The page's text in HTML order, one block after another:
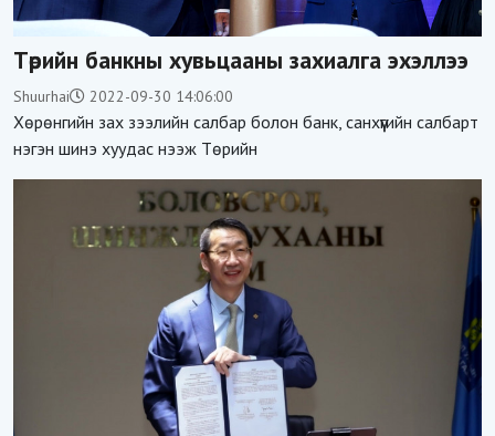
Төрийн банкны хувьцааны захиалга эхэллээ
Shuurhai 2022-09-30 14:06:00
Хөрөнгийн зах зээлийн салбар болон банк, санхүүгийн салбарт
нэгэн шинэ хуудас нээж Төрийн